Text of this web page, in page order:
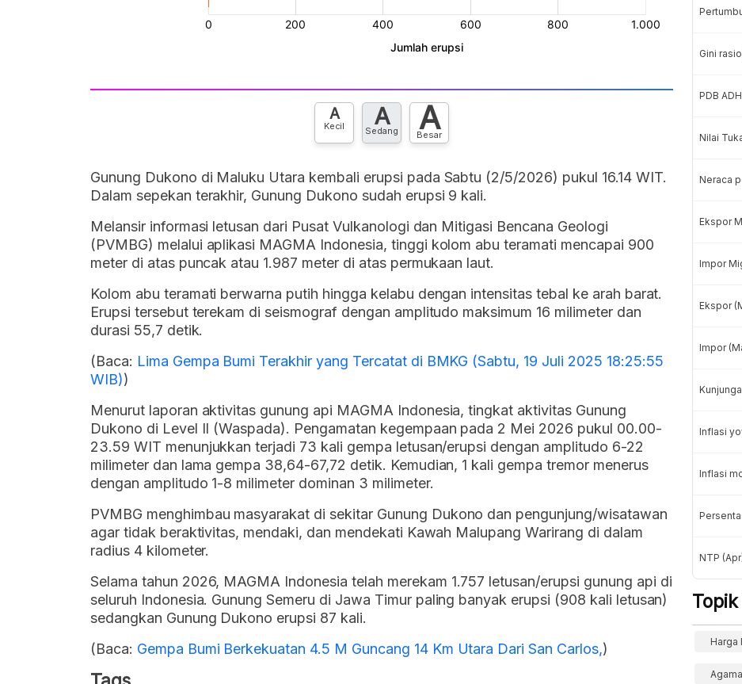
A
Kecil A
Sedang A
Besar
Gunung Dukono di Maluku Utara kembali erupsi pada Sabtu (2/5/2026) pukul 16.14 WIT.
Dalam sepekan terakhir, Gunung Dukono sudah erupsi 9 kali.
Melansir informasi letusan dari Pusat Vulkanologi dan Mitigasi Bencana Geologi
(PVMBG) melalui aplikasi MAGMA Indonesia, tinggi kolom abu teramati mencapai 900
meter di atas puncak atau 1.987 meter di atas permukaan laut.
Kolom abu teramati berwarna putih hingga kelabu dengan intensitas tebal ke arah barat.
Erupsi tersebut terekam di seismograf dengan amplitudo maksimum 16 milimeter dan
durasi 55,7 detik.
(Baca: Lima Gempa Bumi Terakhir yang Tercatat di BMKG (Sabtu, 19 Juli 2025 18:25:55
WIB))
Menurut laporan aktivitas gunung api MAGMA Indonesia, tingkat aktivitas Gunung
Dukono di Level II (Waspada). Pengamatan kegempaan pada 2 Mei 2026 pukul 00.00-
23.59 WIT menunjukkan terjadi 73 kali gempa letusan/erupsi dengan amplitudo 6-22
milimeter dan lama gempa 38,64-67,72 detik. Kemudian, 1 kali gempa tremor menerus
dengan amplitudo 1-8 milimeter dominan 3 milimeter.
PVMBG menghimbau masyarakat di sekitar Gunung Dukono dan pengunjung/wisatawan
agar tidak beraktivitas, mendaki, dan mendekati Kawah Malupang Warirang di dalam
radius 4 kilometer.
Selama tahun 2026, MAGMA Indonesia telah merekam 1.757 letusan/erupsi gunung api di
seluruh Indonesia. Gunung Semeru di Jawa Timur paling banyak erupsi (908 kali letusan)
sedangkan Gunung Dukono erupsi 87 kali.
(Baca: Gempa Bumi Berkekuatan 4.5 M Guncang 14 Km Utara Dari San Carlos,)
Gini
PDB
Nilai
Neraca
Ekspor
Impor
Ekspor
Impor
Inflasi
Inflasi
NTP
Harga